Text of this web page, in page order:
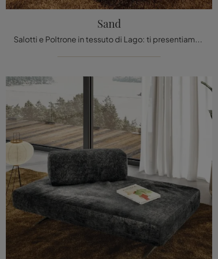
Sand
Salotti e Poltrone in tessuto di Lago: ti presentiamo il modello Sand in tessuto per completare i tuoi spazi.